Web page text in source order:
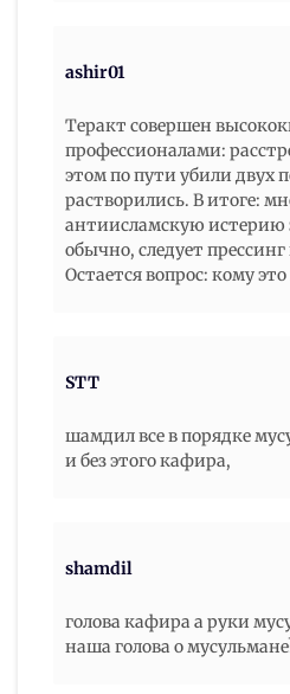
ashir01
Теракт совершен
профессионалами:
этом по пути убили двух
растворились. В итоге:
антиисламскую истерию
обычно, следует
Остается вопрос: кому
STT
шамдил все в порядке
и без этого кафира,
shamdil
голова кафира а руки
наша голова о